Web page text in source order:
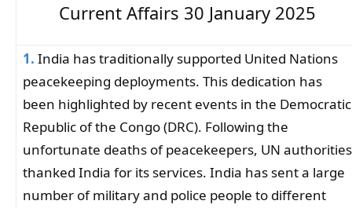
Current Affairs 30 January 2025
1. India has traditionally supported United Nations
peacekeeping deployments. This dedication has
been highlighted by recent events in the Democratic
Republic of the Congo (DRC). Following the
unfortunate deaths of peacekeepers, UN authorities
thanked India for its services. India has sent a large
number of military and police people to different